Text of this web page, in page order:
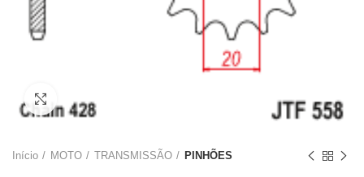
Click to enlarge
Início MOTO TRANSMISSÃO PINHÕES